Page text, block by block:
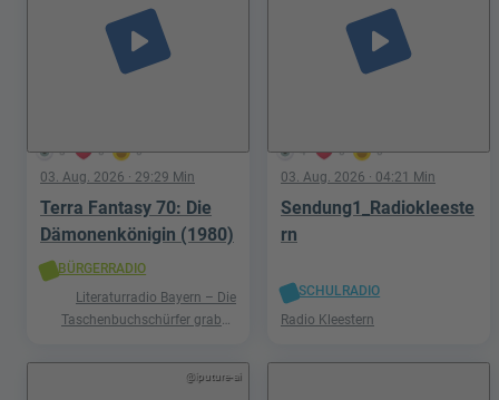
3 0 0
play_arrow
03. Aug. 2026 · 29:29 Min
Terra Fantasy 70: Die
Dämonenkönigin (1980)
BÜRGERRADIO
Literaturradio Bayern – Die
Taschenbuchschürfer graben
Phantastik
4 0 0
play_arrow
03. Aug. 2026 · 04:21 Min
Sendung1_Radiokleeste
rn
SCHULRADIO
Radio Kleestern
@iputure-ai